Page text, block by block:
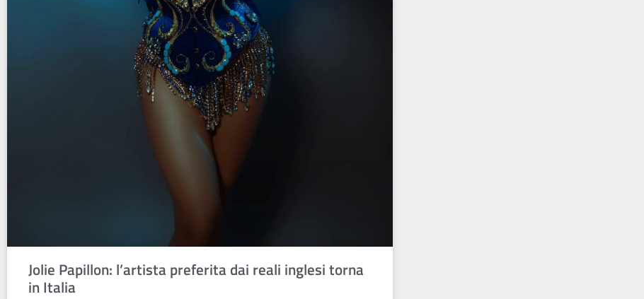
Jolie Papillon: l’artista preferita dai reali inglesi torna
in Italia